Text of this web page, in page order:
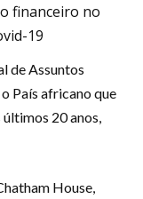
financeiro no
19
de Assuntos
País africano que
20 anos,
House,